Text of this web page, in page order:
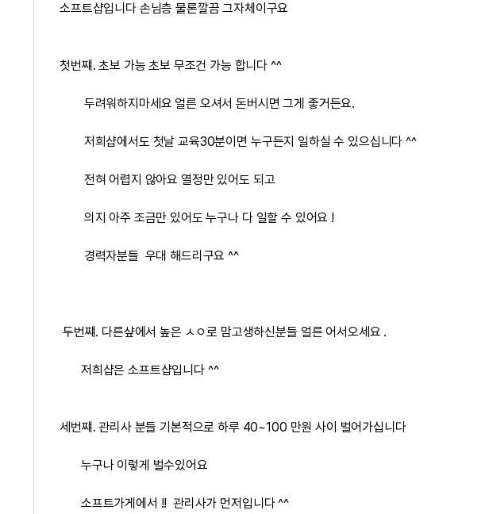
소프트샵입니다 손님층 물론깔끔 그자체이구요
첫번쨰. 초보 가능 초보 무조건 가능 합니다 ^^
두려워하지마세요 얼른 오셔서 돈버시면 그게 좋거든요.
저희샵에서도 첫날 교육30분이면 누구든지 일하실 수 있으십니다 ^^
전혀 어렵지 않아요 열정만 있어도 되고
의지 아주 조금만 있어도 누구나 다 일할 수 있어요 !
경력자분들 우대 해드리구요 ^^
두번쨰. 다른샾에서 높은 ㅅㅇ로 맘고생하신분들 얼른 어서오세요 .
저희샵은 소프트샵입니다 ^^
세번쨰. 관리사 분들 기본적으로 하루 40~100 만원 사이 벌어가십니다
누구나 이렇게 벌수있어요
소프트가게에서 !! 관리사가 먼저입니다 ^^